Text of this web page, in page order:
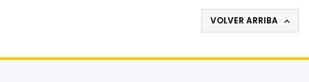
VOLVER ARRIBA 